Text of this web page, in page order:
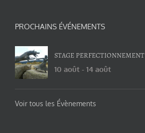
PROCHAINS ÉVÉNEMENTS
STAGE PERFECTIONNEMENT
10 août - 14 août
Voir tous les Évènements